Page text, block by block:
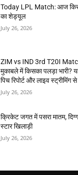
Today LPL Match: आज
का शेड्यूल
July 26, 2026
ZIM vs IND 3rd T20I
मुकाबले में किसका पलड़ा भारी?
पिच रिपोर्ट और लाइव स्ट्रीमिंग
July 26, 2026
क्रिकेट जगत में पसरा मातम,
स्टार खिलाड़ी
July 26, 2026